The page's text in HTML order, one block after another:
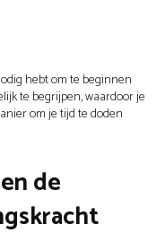
hebt om te beginnen
te begrijpen, waardoor je
om je tijd te doden
de